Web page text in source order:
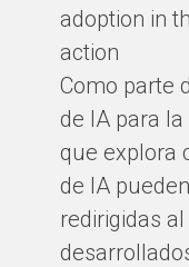
adoption in
action
Como parte
de IA para
que explora
de IA
redirigidas